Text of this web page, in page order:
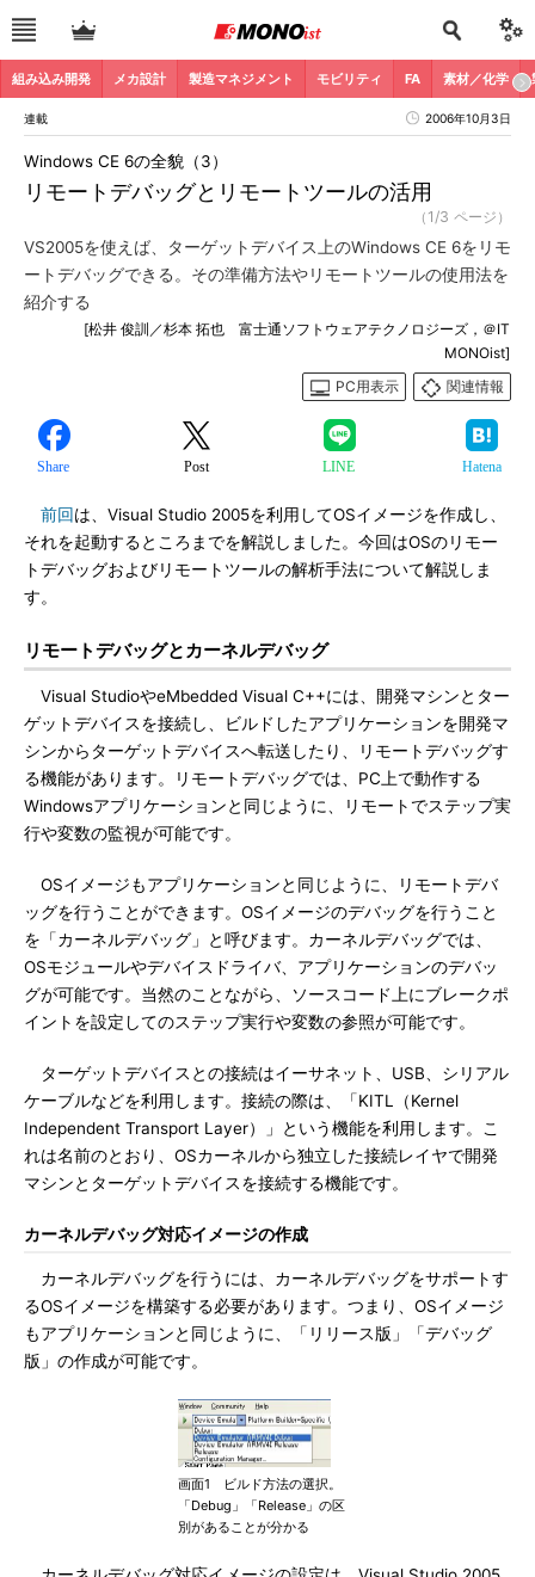
組み込み開発 メカ設計 製造マネジメント モビリティ FA 素材／化学
連載 2006年10月3日
リモートデバッグとリモートツールの活用
Windows CE 6の全貌（3）
（1/3 ページ）
VS2005を使えば、ターゲットデバイス上のWindows CE 6をリモ
ートデバッグできる。その準備方法やリモートツールの使用法を
紹介する
[松井 俊訓／杉本 拓也 富士通ソフトウェアテクノロジーズ，＠IT
MONOist]
PC用表示
関連情報
Share Post LINE Hatena
前回は、Visual Studio 2005を利用してOSイメージを作成し、
それを起動するところまでを解説しました。今回はOSのリモー
トデバッグおよびリモートツールの解析手法について解説しま
す。
リモートデバッグとカーネルデバッグ
Visual StudioやeMbedded Visual C++には、開発マシンとター
ゲットデバイスを接続し、ビルドしたアプリケーションを開発マ
シンからターゲットデバイスへ転送したり、リモートデバッグす
る機能があります。リモートデバッグでは、PC上で動作する
Windowsアプリケーションと同じように、リモートでステップ実
行や変数の監視が可能です。
OSイメージもアプリケーションと同じように、リモートデバ
ッグを行うことができます。OSイメージのデバッグを行うこと
を「カーネルデバッグ」と呼びます。カーネルデバッグでは、
OSモジュールやデバイスドライバ、アプリケーションのデバッ
グが可能です。当然のことながら、ソースコード上にブレークポ
イントを設定してのステップ実行や変数の参照が可能です。
ターゲットデバイスとの接続はイーサネット、USB、シリアル
ケーブルなどを利用します。接続の際は、「KITL（Kernel
Independent Transport Layer）」という機能を利用します。こ
れは名前のとおり、OSカーネルから独立した接続レイヤで開発
マシンとターゲットデバイスを接続する機能です。
カーネルデバッグ対応イメージの作成
カーネルデバッグを行うには、カーネルデバッグをサポートす
るOSイメージを構築する必要があります。つまり、OSイメージ
もアプリケーションと同じように、「リリース版」「デバッグ
版」の作成が可能です。
画面1 ビルド方法の選択。
「Debug」「Release」の区
別があることが分かる